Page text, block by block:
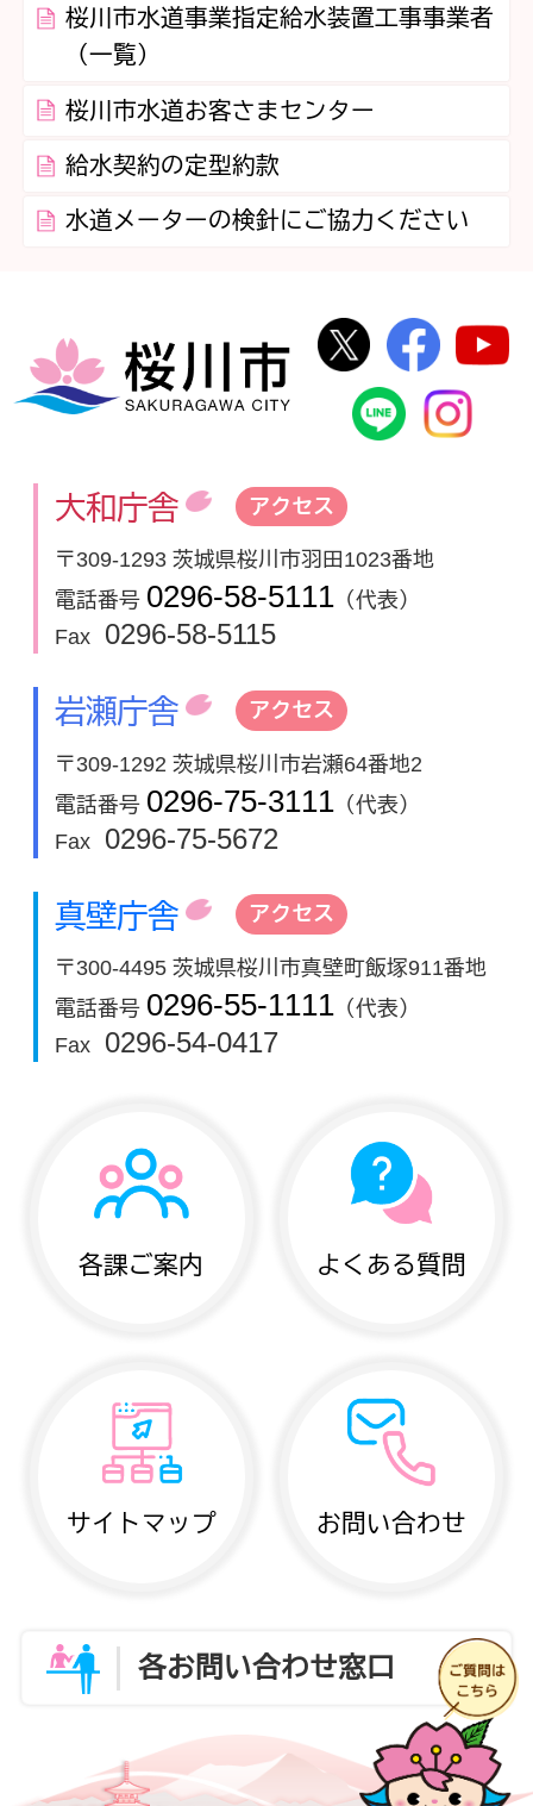
桜川市水道事業指定給水装置工事事業者
（一覧）
桜川市水道お客さまセンター
給水契約の定型約款
水道メーターの検針にご協力ください
桜川市
桜川市公式
桜川
桜川市公
大和庁舎 アクセス
〒309-1293 茨城県桜川市羽田1023番地
電話番号 0296-58-5111 （代表）
Fax
0296-58-5115
岩瀬庁舎 アクセス
〒309-1292 茨城県桜川市岩瀬64番地2
電話番号 0296-75-3111 （代表）
Fax
0296-75-5672
真壁庁舎 アクセス
〒300-4495 茨城県桜川市真壁町飯塚911番地
電話番号 0296-55-1111 （代表）
Fax
0296-54-0417
各課ご案内 よくある質問
サイトマップ お問い合わせ
各お問い合わせ窓口